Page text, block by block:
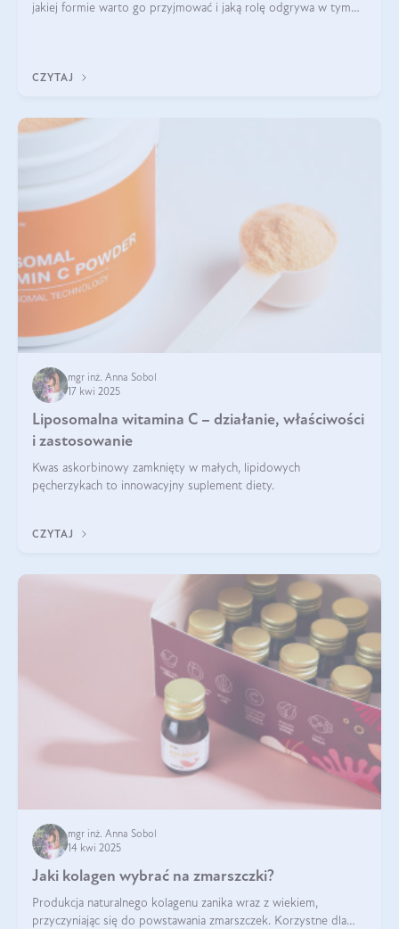
jakiej formie warto go przyjmować i jaką rolę odgrywa w tym
CZYTAJ
mgr inż. Anna Sobol
17 kwi 2025
Liposomalna witamina C – działanie, właściwości
i zastosowanie
Kwas askorbinowy zamknięty w małych, lipidowych
pęcherzykach to innowacyjny suplement diety.
CZYTAJ
mgr inż. Anna Sobol
14 kwi 2025
Jaki kolagen wybrać na zmarszczki?
Produkcja naturalnego kolagenu zanika wraz z wiekiem,
przyczyniając się do powstawania zmarszczek. Korzystne dla